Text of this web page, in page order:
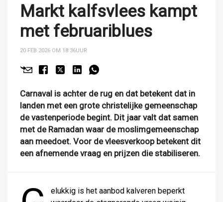
Markt kalfsvlees kampt
met februariblues
20 FEB 2026 OM 18:36UUR
Carnaval is achter de rug en dat betekent dat in
landen met een grote christelijke gemeenschap
de vastenperiode begint. Dit jaar valt dat samen
met de Ramadan waar de moslimgemeenschap
aan meedoet. Voor de vleesverkoop betekent dit
een afnemende vraag en prijzen die stabiliseren.
elukkig is het aanbod kalveren beperkt